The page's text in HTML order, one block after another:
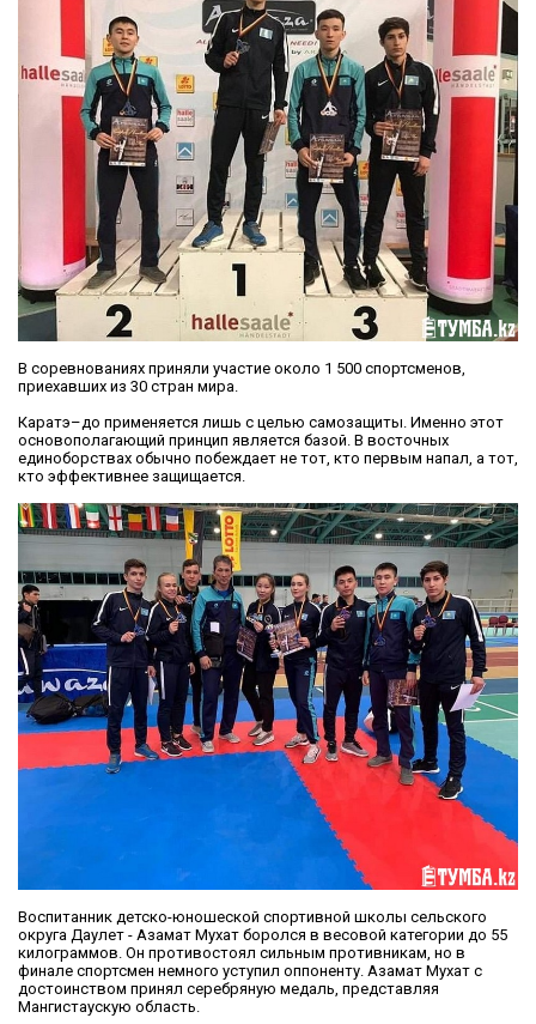
В соревнованиях приняли участие около 1 500 спортсменов,
приехавших из 30 стран мира.
Каратэ–до применяется лишь с целью самозащиты. Именно этот
основополагающий принцип является базой. В восточных
единоборствах обычно побеждает не тот, кто первым напал, а тот,
кто эффективнее защищается.
Воспитанник детско-юношеской спортивной школы сельского
округа Даулет - Азамат Мухат боролся в весовой категории до 55
килограммов. Он противостоял сильным противникам, но в
финале спортсмен немного уступил оппоненту. Азамат Мухат с
достоинством принял серебряную медаль, представляя
Мангистаускую область.